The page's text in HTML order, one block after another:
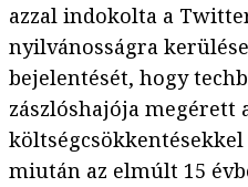
azzal indokolta a
nyilvánosságra
bejelentését, hogy
zászlóshajója megérett
miután az elmúlt 15